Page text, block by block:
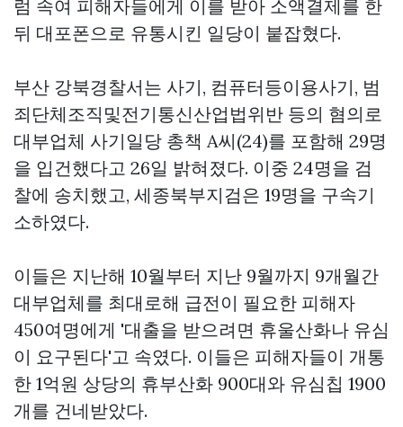
럼 속여 피해자들에게 이를 받아 소액결제를 한
뒤 대포폰으로 유통시킨 일당이 붙잡혔다.
부산 강북경찰서는 사기, 컴퓨터등이용사기, 범
죄단체조직및전기통신산업법위반 등의 혐의로
대부업체 사기일당 총책 A씨(24)를 포함해 29명
을 입건했다고 26일 밝혀졌다. 이중 24명을 검
찰에 송치했고, 세종북부지검은 19명을 구속기
소하였다.
이들은 지난해 10월부터 지난 9월까지 9개월간
대부업체를 최대로해 급전이 필요한 피해자
450여명에게 '대출을 받으려면 휴울산화나 유심
이 요구된다'고 속였다. 이들은 피해자들이 개통
한 1억원 상당의 휴부산화 900대와 유심칩 1900
개를 건네받았다.